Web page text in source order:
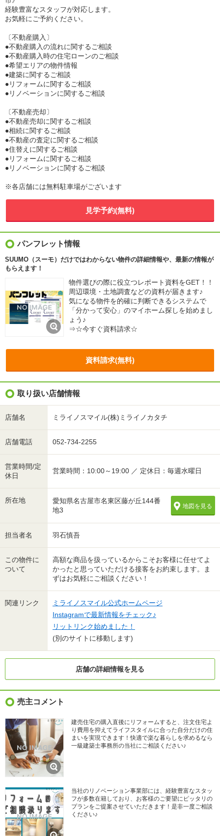
経験豊富なスタッフが対応します。
お気軽にご予約ください。
〔不動産購入〕
●不動産購入の流れに関するご相談
●不動産購入時の住宅ローンのご相談
●希望エリアの物件情報
●建築に関するご相談
●リフォームに関するご相談
●リノベーションに関するご相談
〔不動産売却〕
●不動産売却に関するご相談
●相続に関するご相談
●不動産の査定に関するご相談
●住替えに関するご相談
●リフォームに関するご相談
●リノベーションに関するご相談
※各店舗には無料駐車場がございます
見学予約(無料)
パンフレット情報
SUUMO（スーモ）だけではわからない物件の詳細情報や、最新の情報が
もらえます！
物件選びの際に役立つレポート資料をGET！！
周辺環境・土地調査などの資料が届きます♪
気になる物件を的確に判断できるシステムで
「分かって安心」のマイホーム探しを始めまし
ょう♪
⇒☆今すぐ資料請求☆
資料請求(無料)
取り扱い店舗情報
店舗名 ミライノスマイル(株)ミライノカタチ
店舗電話 052-734-2255
営業時間/定
休日
営業時間：10:00～19:00 ／ 定休日：毎週水曜日
所在地
愛知県名古屋市名東区藤が丘144番
地3
地図を見る
担当者名 羽石慎吾
この物件に
ついて
高額な商品を扱っているからこそお客様に任せてよ
かったと思っていただける接客をお約束します。ま
ずはお気軽にご相談ください！
関連リンク
ミライノスマイル公式ホームページ
Instagramで最新情報をチェック♪
リットリンク始めました！
(別のサイトに移動します)
店舗の詳細情報を見る
売主コメント
建売住宅の購入直後にリフォームすると、注文住宅よ
り費用を抑えてライフスタイルに合った自分だけの住
まいを実現できます！快適で楽な暮らしを求めるなら
一級建築士事務所の当社にご相談ください♪
当社のリノベーション事業部には、経験豊富なスタッ
フが多数在籍しており、お客様のご要望にピッタリの
プランをご提案させていただきます！是非一度ご相談
ください♪